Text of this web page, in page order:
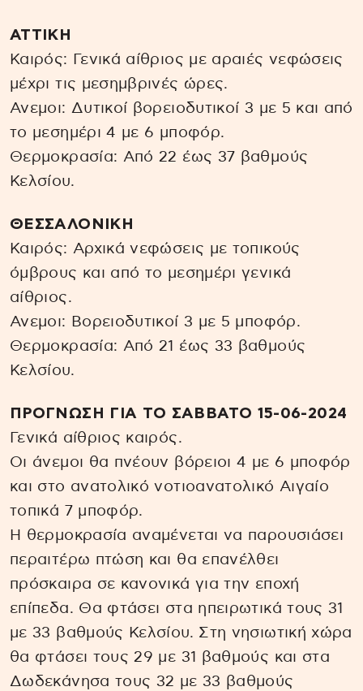
ΑΤΤΙΚΗ
Καιρός: Γενικά αίθριος με αραιές νεφώσεις
μέχρι τις μεσημβρινές ώρες.
Ανεμοι: Δυτικοί βορειοδυτικοί 3 με 5 και από
το μεσημέρι 4 με 6 μποφόρ.
Θερμοκρασία: Από 22 έως 37 βαθμούς
Κελσίου.
ΘΕΣΣΑΛΟΝΙΚΗ
Καιρός: Αρχικά νεφώσεις με τοπικούς
όμβρους και από το μεσημέρι γενικά
αίθριος.
Ανεμοι: Βορειοδυτικοί 3 με 5 μποφόρ.
Θερμοκρασία: Από 21 έως 33 βαθμούς
Κελσίου.
ΠΡΟΓΝΩΣΗ ΓΙΑ ΤΟ ΣΑΒΒΑΤΟ 15-06-2024
Γενικά αίθριος καιρός.
Οι άνεμοι θα πνέουν βόρειοι 4 με 6 μποφόρ
και στο ανατολικό νοτιοανατολικό Αιγαίο
τοπικά 7 μποφόρ.
Η θερμοκρασία αναμένεται να παρουσιάσει
περαιτέρω πτώση και θα επανέλθει
πρόσκαιρα σε κανονικά για την εποχή
επίπεδα. Θα φτάσει στα ηπειρωτικά τους 31
με 33 βαθμούς Κελσίου. Στη νησιωτική χώρα
θα φτάσει τους 29 με 31 βαθμούς και στα
Δωδεκάνησα τους 32 με 33 βαθμούς